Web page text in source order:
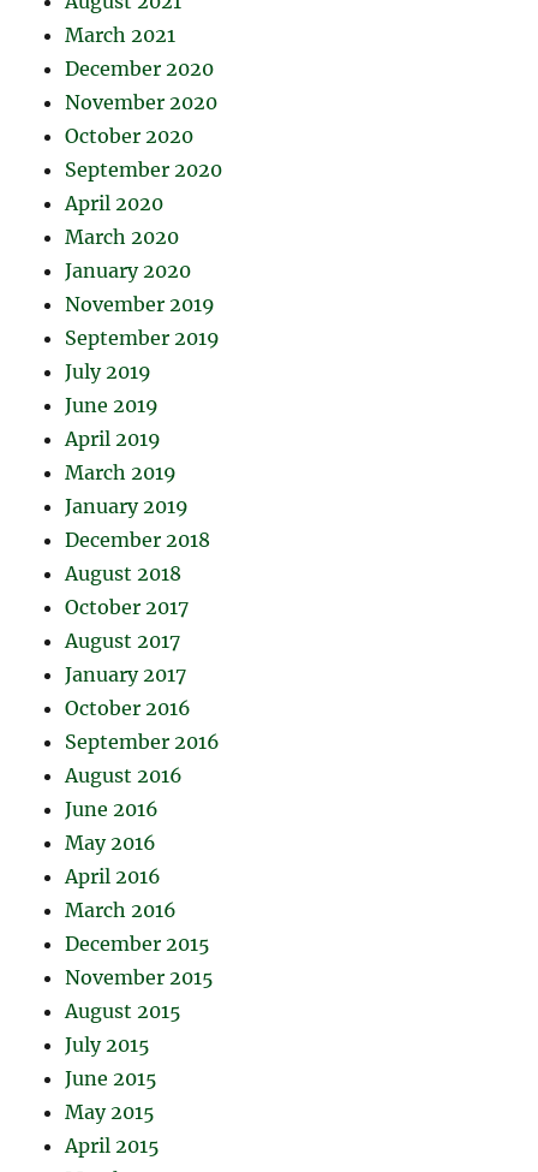
March 2021
December 2020
November 2020
October 2020
September 2020
April 2020
March 2020
January 2020
November 2019
September 2019
July 2019
June 2019
April 2019
March 2019
January 2019
December 2018
August 2018
October 2017
August 2017
January 2017
October 2016
September 2016
August 2016
June 2016
May 2016
April 2016
March 2016
December 2015
November 2015
August 2015
July 2015
June 2015
May 2015
April 2015